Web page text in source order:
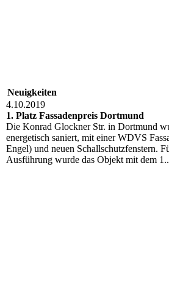
Neuigkeiten
4.10.2019
1. Platz Fassadenpreis Dortmund
Die Konrad Glockner Str. in Dortmund
energetisch saniert, mit einer WDVS
Engel) und neuen Schallschutzfenstern.
Ausführung wurde das Objekt mit dem